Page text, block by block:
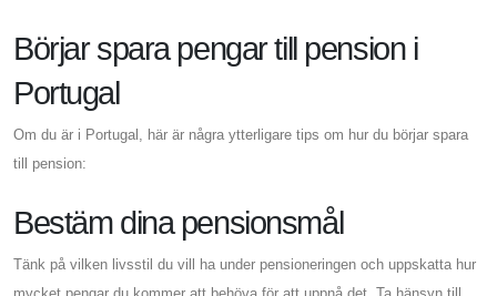
Börjar spara pengar till pension i
Portugal
Om du är i Portugal, här är några ytterligare tips om hur du börjar spara
till pension:
Bestäm dina pensionsmål
Tänk på vilken livsstil du vill ha under pensioneringen och uppskatta hur